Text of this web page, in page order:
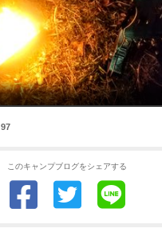
97
このキャンプブログをシェアする